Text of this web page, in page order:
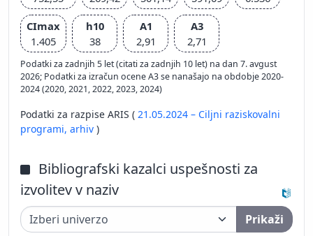
CImax
1.405
h10
38
A1
2,91
A3
2,71
Podatki za zadnjih 5 let (citati za zadnjih 10 let) na dan 7. avgust
2026; Podatki za izračun ocene A3 se nanašajo na obdobje 2020-
2024 (2020, 2021, 2022, 2023, 2024)
Podatki za razpise ARIS ( 21.05.2024 – Ciljni raziskovalni
programi, arhiv )
Bibliografski kazalci uspešnosti za
izvolitev v naziv
Prikaži